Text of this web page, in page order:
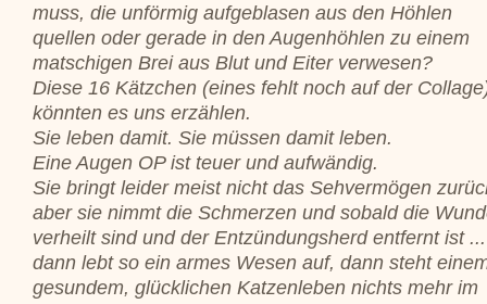
muss, die unförmig aufgeblasen aus den Höhlen
quellen oder gerade in den Augenhöhlen zu einem
matschigen Brei aus Blut und Eiter verwesen?
Diese 16 Kätzchen (eines fehlt noch auf der
könnten es uns erzählen.
Sie leben damit. Sie müssen damit leben.
Eine Augen OP ist teuer und aufwändig.
Sie bringt leider meist nicht das Sehvermögen
aber sie nimmt die Schmerzen und sobald die
verheilt sind und der Entzündungsherd entfernt ist ...
dann lebt so ein armes Wesen auf, dann steht
gesundem, glücklichen Katzenleben nichts mehr im